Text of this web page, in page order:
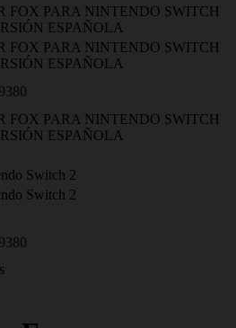
FOX PARA NINTENDO SWITCH
ESPAÑOLA
FOX PARA NINTENDO SWITCH
ESPAÑOLA
FOX PARA NINTENDO SWITCH
ESPAÑOLA
Switch 2
Switch 2